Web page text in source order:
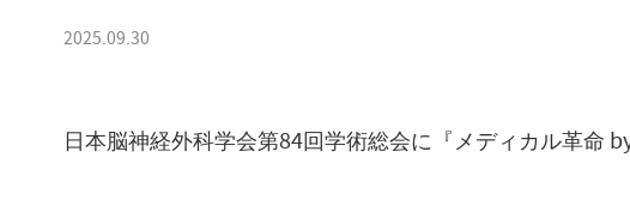
2025.09.30
日本脳神経外科学会第84回学術総会に『メディカル革命